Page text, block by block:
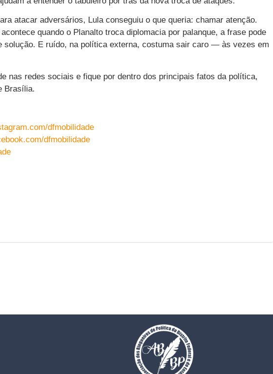
atacar adversários, Lula conseguiu o que queria: chamar atenção.
quando o Planalto troca diplomacia por palanque, a frase pode
solução. E ruído, na política externa, costuma sair caro — às vezes em
nas redes sociais e fique por dentro dos principais fatos da política,
Brasília.
dfmobilidade
dfmobilidade